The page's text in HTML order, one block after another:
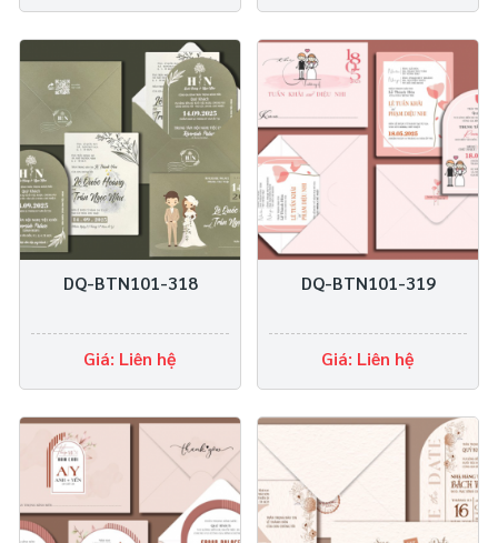
DQ-BTN101-318
Giá: Liên hệ
DQ-BTN101-319
Giá: Liên hệ